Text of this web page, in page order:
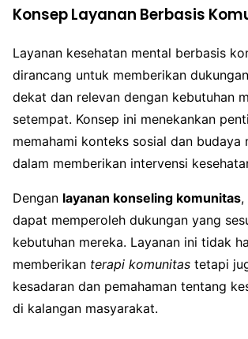
Konsep Layanan Berbasis
Layanan kesehatan mental berbasis
dirancang untuk memberikan
dekat dan relevan dengan kebutuhan
setempat. Konsep ini menekankan
memahami konteks sosial dan budaya
dalam memberikan intervensi
Dengan layanan konseling komunitas,
dapat memperoleh dukungan yang
kebutuhan mereka. Layanan ini tidak
memberikan terapi komunitas tetapi
kesadaran dan pemahaman tentang
di kalangan masyarakat.